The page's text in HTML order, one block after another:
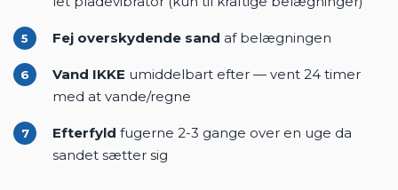
5 Fej overskydende sand af belægningen
6 Vand IKKE umiddelbart efter — vent 24 timer
med at vande/regne
7 Efterfyld fugerne 2-3 gange over en uge da
sandet sætter sig